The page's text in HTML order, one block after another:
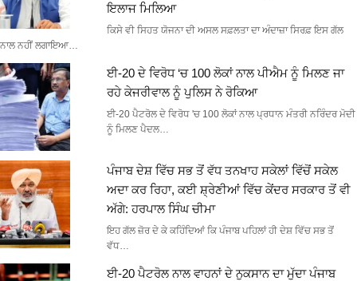
ਇਲਾਜ ਮਿਲਿਆ
ਕਿਸੇ ਵੀ ਸਿਹਤ ਯੋਜਨਾ ਦੀ ਅਸਲ ਸਫ਼ਲਤਾ ਦਾ ਅੰਦਾਜ਼ਾ ਸਿਰਫ਼ ਇਸ ਗੱਲ
ਨਾਲ ਨਹੀਂ ਲਗਾਇਆ…
ਈ-20 ਦੇ ਵਿਰੋਧ ‘ਚ 100 ਲੋਕਾਂ ਨਾਲ ਪੀਐਮ ਨੂੰ ਮਿਲਣ ਜਾ
ਰਹੇ ਕੇਜਰੀਵਾਲ ਨੂੰ ਪੁਲਿਸ ਨੇ ਰੋਕਿਆ
ਈ-20 ਪੈਟਰੋਲ ਦੇ ਵਿਰੋਧ 'ਚ 100 ਲੋਕਾਂ ਨਾਲ ਪ੍ਰਧਾਨ ਮੰਤਰੀ ਨਰਿੰਦਰ ਮੋਦੀ
ਨੂੰ ਮਿਲਣ ਪੈਦਲ…
ਪੰਜਾਬ ਦੇਸ਼ ਵਿੱਚ ਸਭ ਤੋਂ ਵੱਧ ਤਨਖਾਹ ਸਕੇਲਾਂ ਵਿੱਚੋਂ ਸਕੇਲ
ਅਦਾ ਕਰ ਰਿਹਾ, ਕਈ ਸ਼੍ਰੇਣੀਆਂ ਵਿੱਚ ਕੇਂਦਰ ਸਰਕਾਰ ਤੋਂ ਵੀ
ਅੱਗੇ: ਹਰਪਾਲ ਸਿੰਘ ਚੀਮਾ
ਇਹ ਗੱਲ ਜ਼ੋਰ ਦੇ ਕੇ ਕਹਿੰਦਿਆਂ ਕਿ ਪੰਜਾਬ ਪਹਿਲਾਂ ਹੀ ਦੇਸ਼ ਵਿੱਚ ਸਭ ਤੋਂ
ਵੱਧ…
ਈ-20 ਪੈਟਰੋਲ ਨਾਲ ਵਾਹਨਾਂ ਦੇ ਨੁਕਸਾਨ ਦਾ ਮੁੱਦਾ ਪੰਜਾਬ